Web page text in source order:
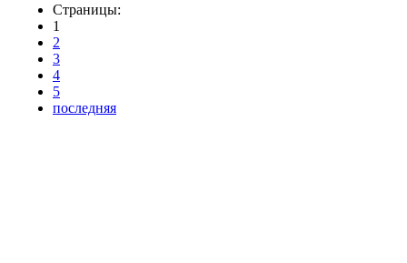
Страницы:
1
2
3
4
5
последняя